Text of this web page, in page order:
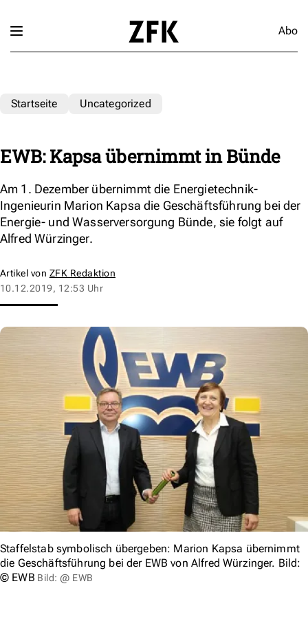
Abo
Startseite Uncategorized
EWB: Kapsa übernimmt in Bünde
Am 1. Dezember übernimmt die Energietechnik-
Ingenieurin Marion Kapsa die Geschäftsführung bei der
Energie- und Wasserversorgung Bünde, sie folgt auf
Alfred Würzinger.
Artikel von ZFK Redaktion
10.12.2019, 12:53 Uhr
Staffelstab symbolisch übergeben: Marion Kapsa übernimmt
die Geschäftsführung bei der EWB von Alfred Würzinger. Bild:
© EWB Bild: @ EWB